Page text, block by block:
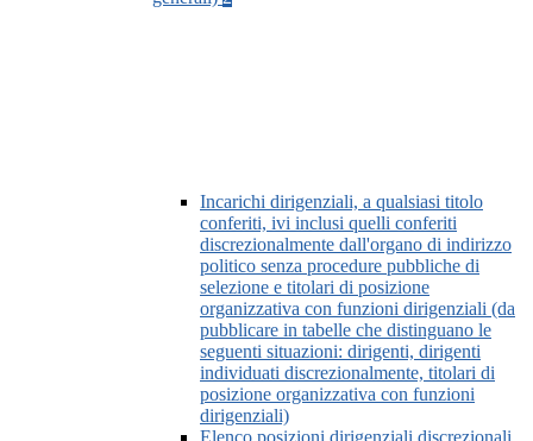
Incarichi dirigenziali, a qualsiasi titolo
conferiti, ivi inclusi quelli conferiti
discrezionalmente dall'organo di indirizzo
politico senza procedure pubbliche di
selezione e titolari di posizione
organizzativa con funzioni dirigenziali (da
pubblicare in tabelle che distinguano le
seguenti situazioni: dirigenti, dirigenti
individuati discrezionalmente, titolari di
posizione organizzativa con funzioni
dirigenziali)